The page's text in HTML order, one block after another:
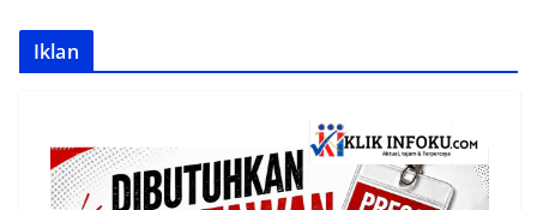
Iklan